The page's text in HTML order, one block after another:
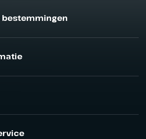
Sluit het programma
Sluiten
Sluiten
bestemmingen